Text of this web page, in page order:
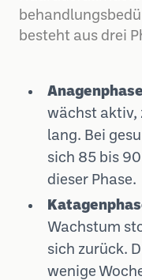
besteht aus drei
wächst aktiv,
lang. Bei
sich 85 bis
dieser Phase.
Wachstum
sich zurück.
wenige